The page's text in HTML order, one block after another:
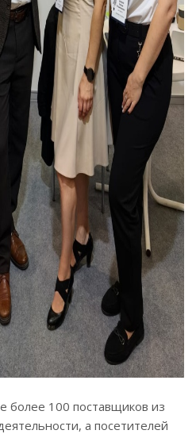
более 100 поставщиков из
а посетителей